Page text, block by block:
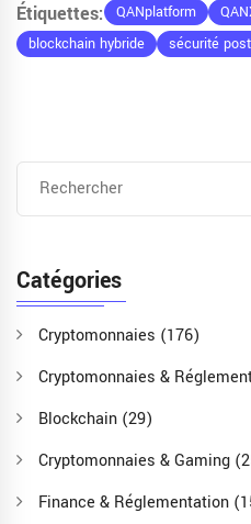
Étiquettes: QANplatform
blockchain hybride
sécurité
Catégories
Cryptomonnaies (176)
Cryptomonnaies &
Blockchain (29)
Cryptomonnaies & Gaming
Finance & Réglementation